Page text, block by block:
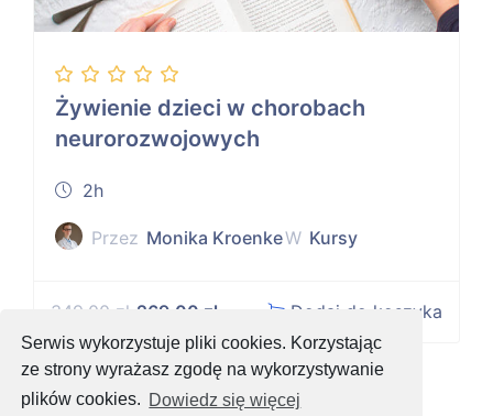
Serwis wykorzystuje pliki cookies. Korzystając
ze strony wyrażasz zgodę na wykorzystywanie
plików cookies. Dowiedz się więcej
Żywienie dzieci w chorobach
neurorozwojowych
2h
Przez Monika KroenkeW Kursy
349,00 zł 269,00 zł Dodaj do koszyka